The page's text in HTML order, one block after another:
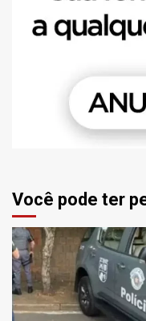
Você pode ter